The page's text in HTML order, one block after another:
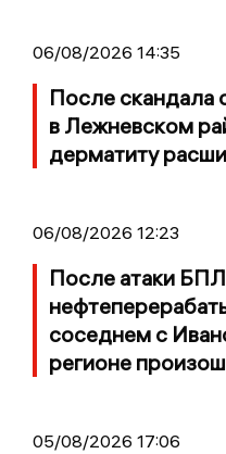
06/08/2026 14:35
После скандала
в Лежневском
дерматиту
06/08/2026 12:23
После атаки
соседнем с
регионе
05/08/2026 17:06